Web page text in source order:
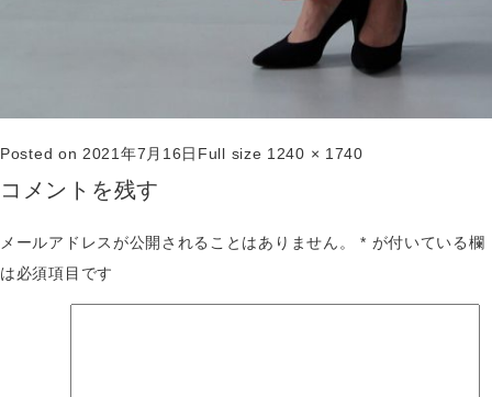
Posted on 2021年7月16日 Full size 1240 × 1740
コメントを残す
メールアドレスが公開されることはありません。 * が付いている欄
は必須項目です